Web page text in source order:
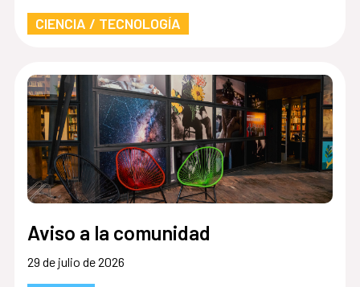
CIENCIA / TECNOLOGÍA
Aviso a la comunidad
29 de julio de 2026